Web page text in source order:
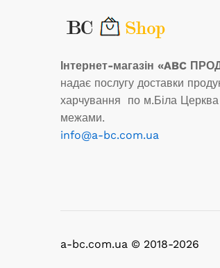
Інтернет-магазін «ABC
надає послугу доставки
харчування по м.Біла Церква
межами.
info@a-bc.com.ua
a-bc.com.ua © 2018-2026